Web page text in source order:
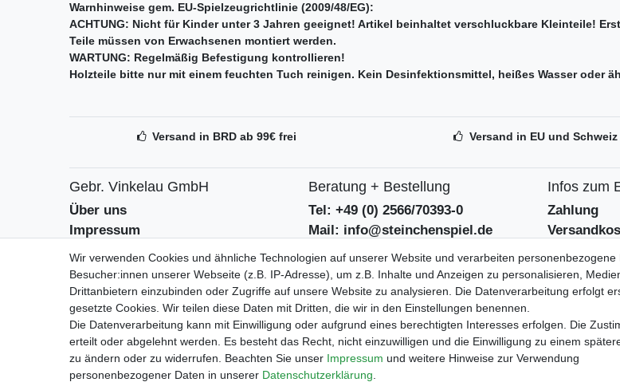
Warnhinweise gem. EU-Spielzeugrichtlinie (2009/48/EG):
ACHTUNG: Nicht für Kinder unter 3 Jahren geeignet! Artikel beinhaltet verschluckbare Kleinteile!
Teile müssen von Erwachsenen montiert werden.
WARTUNG: Regelmäßig Befestigung kontrollieren!
Holzteile bitte nur mit einem feuchten Tuch reinigen. Kein Desinfektionsmittel, heißes Wasser oder
Versand in BRD ab 99€ frei Versand in EU und Schweiz
Gebr. Vinkelau GmbH
Über uns
Impressum
AGB
Datenschutzerklärung
Beratung + Bestellung
Tel: +49 (0) 2566/70393-0
Mail: info@steinchenspiel.de
Kontaktformular
Batterieentsorgungshinweise
Geschäftszeiten
Mo-Fr 9 - 12:30 und 14 - 18 Uhr
Infos zum
Zahlung
bei der
Wir verwenden Cookies und ähnliche Technologien auf unserer Website und verarbeiten personenbezogene
Besucher:innen unserer Webseite (z.B. IP-Adresse), um z.B. Inhalte und Anzeigen zu personalisieren,
Drittanbietern einzubinden oder Zugriffe auf unsere Website zu analysieren. Die Datenverarbeitung erfolgt
gesetzte Cookies. Wir teilen diese Daten mit Dritten, die wir in den Einstellungen benennen.
Die Datenverarbeitung kann mit Einwilligung oder aufgrund eines berechtigten Interesses erfolgen. Die
erteilt oder abgelehnt werden. Es besteht das Recht, nicht einzuwilligen und die Einwilligung zu einem
zu ändern oder zu widerrufen. Beachten Sie unser Impressum und weitere Hinweise zur Verwendung
personenbezogener Daten in unserer Daten­schutz­erklärung